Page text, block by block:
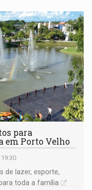
para
em Porto Velho
de lazer, esporte,
toda a família